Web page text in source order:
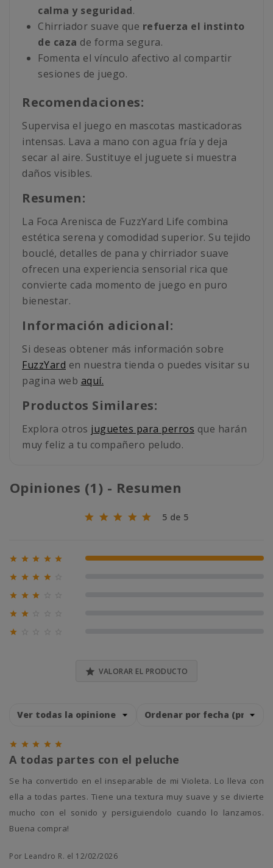
calma y seguridad.
Chirriador suave que refuerza el instinto
de caza de forma segura.
Fomenta el vínculo afectivo al compartir
sesiones de juego.
Recomendaciones:
Supervisa el juego en mascotas masticadoras
intensas. Lava a mano con agua fría y deja
secar al aire. Sustituye el juguete si muestra
daños visibles.
Resumen:
La Foca Arenisca de FuzzYard Life combina
estética serena y comodidad superior. Su tejido
bouclé, detalles de pana y chirriador suave
ofrecen una experiencia sensorial rica que
convierte cada momento de juego en puro
bienestar.
Información adicional:
Si deseas obtener más información sobre
FuzzYard en nuestra tienda o puedes visitar su
pagina web aquí.
Productos Similares:
Explora otros juguetes para perros que harán
muy feliz a tu compañero peludo.
Opiniones (1) - Resumen
5 de 5
     100% (1)
   
  
 

 VALORAR EL PRODUCTO
    
A todas partes con el peluche
Se ha convertido en el inseparable de mi Violeta. Lo lleva con
ella a todas partes. Tiene una textura muy suave y se divierte
mucho con el sonido y persiguiendolo cuando lo lanzamos.
Buena compra!
Por Leandro R. el 12/02/2026